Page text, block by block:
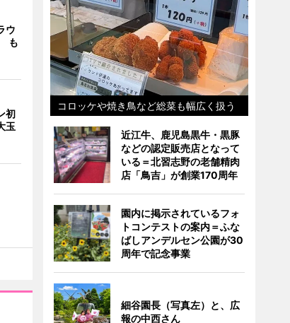
ウ
も
初
玉
コロッケや焼き鳥など総菜も幅広く扱う
近江牛、鹿児島黒牛・黒豚
などの認定販売店となって
いる＝北習志野の老舗精肉
店「鳥吉」が創業170周年
園内に掲示されているフォ
トコンテストの案内＝ふな
ばしアンデルセン公園が30
周年で記念事業
細谷園長（写真左）と、広
報の中西さん